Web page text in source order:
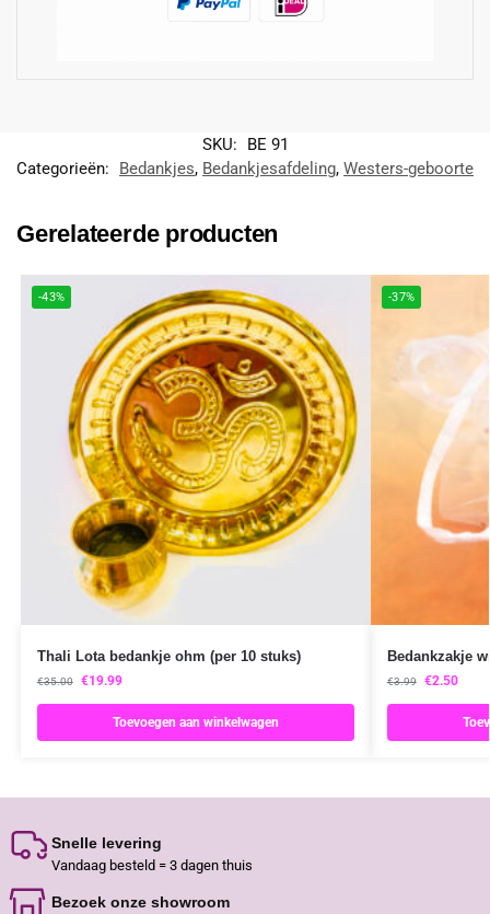
SKU:
BE 91
Categorieën:
Bedankjes, Bedankjesafdeling, Westers-geboorte
Gerelateerde producten
-43%
Thali Lota bedankje ohm (per 10 stuks)
€35.00 €19.99
Toevoegen aan winkelwagen
-37%
Bedankzakje
€3.99 €2.50
Snelle levering
Vandaag besteld = 3 dagen thuis
Bezoek onze showroom